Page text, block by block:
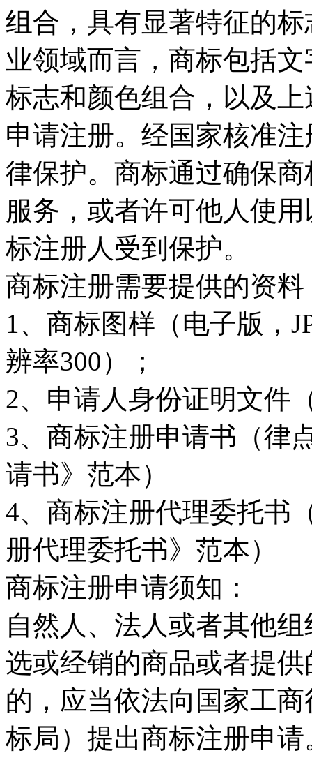
组合，具有显著特征的
业领域而言，商标包括
标志和颜色组合，以及
申请注册。经国家核准
律保护。商标通过确保
服务，或者许可他人使
标注册人受到保护。
商标注册需要提供的资料
1、商标图样（电子版，
辨率300）；
2、申请人身份证明文件
3、商标注册申请书（律
请书》范本）
4、商标注册代理委托书
册代理委托书》范本）
商标注册申请须知：
自然人、法人或者其他
选或经销的商品或者提
的，应当依法向国家工
标局）提出商标注册申